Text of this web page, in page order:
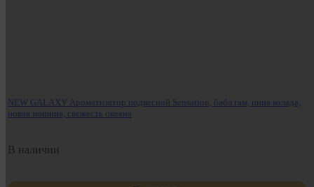
NEW GALAXY Ароматизатор подвесной Sensation, бабл гам, пина колада,
новая машина, свежесть океана
В наличии